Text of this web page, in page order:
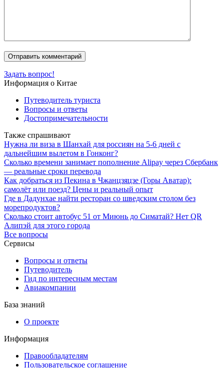
Задать вопрос!
Информация о Китае
Путеводитель туриста
Вопросы и ответы
Достопримечательности
Также спрашивают
Нужна ли виза в Шанхай для россиян на 5-6 дней с
дальнейшим вылетом в Гонконг?
Сколько времени занимает пополнение Alipay через Сбербанк
— реальные сроки перевода
Как добраться из Пекина в Чжанцзяцзе (Горы Аватар):
самолёт или поезд? Цены и реальный опыт
Где в Дадунхае найти ресторан со шведским столом без
морепродуктов?
Сколько стоит автобус 51 от Миюнь до Симатай? Нет QR
Алипэй для этого города
Все вопросы
Сервисы
Вопросы и ответы
Путеводитель
Гид по интересным местам
Авиакомпании
База знаний
О проекте
Информация
Правообладателям
Пользовательское соглашение